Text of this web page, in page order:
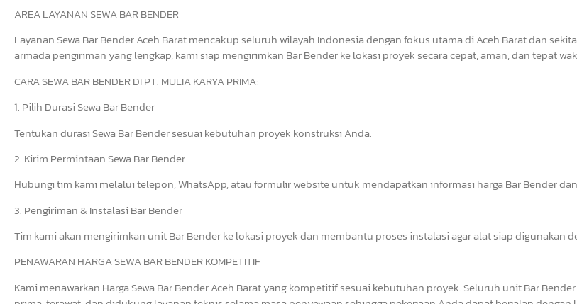
AREA LAYANAN SEWA BAR BENDER
Layanan Sewa Bar Bender Aceh Barat mencakup seluruh wilayah Indonesia dengan fokus utama di Aceh Barat dan
armada pengiriman yang lengkap, kami siap mengirimkan Bar Bender ke lokasi proyek secara cepat, aman, dan tepat
CARA SEWA BAR BENDER DI PT. MULIA KARYA PRIMA:
1. Pilih Durasi Sewa Bar Bender
Tentukan durasi Sewa Bar Bender sesuai kebutuhan proyek konstruksi Anda.
2. Kirim Permintaan Sewa Bar Bender
Hubungi tim kami melalui telepon, WhatsApp, atau formulir website untuk mendapatkan informasi harga Bar Bender
3. Pengiriman & Instalasi Bar Bender
Tim kami akan mengirimkan unit Bar Bender ke lokasi proyek dan membantu proses instalasi agar alat siap digunakan
PENAWARAN HARGA SEWA BAR BENDER KOMPETITIF
Kami menawarkan Harga Sewa Bar Bender Aceh Barat yang kompetitif sesuai kebutuhan proyek. Seluruh unit Bar